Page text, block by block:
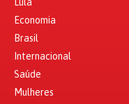
Economia
Brasil
Internacional
Saúde
Mulheres